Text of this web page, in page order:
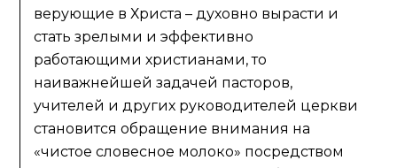
верующие в Христа – духовно вырасти и
стать зрелыми и эффективно
работающими христианами, то
наиважнейшей задачей пасторов,
учителей и других руководителей церкви
становится обращение внимания на
«чистое словесное молоко» посредством